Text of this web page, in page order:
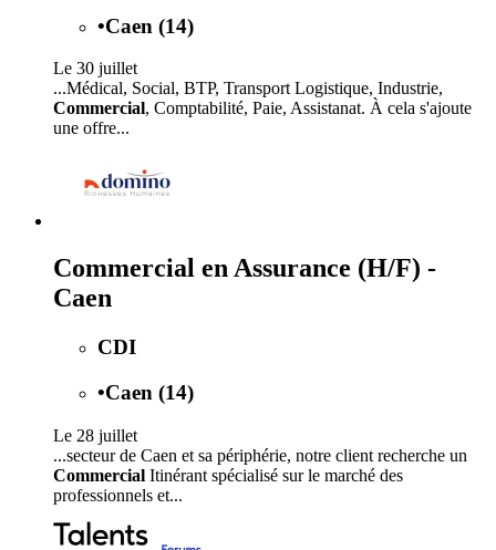
•Caen (14)
Le 30 juillet
...Médical, Social, BTP, Transport Logistique, Industrie,
Commercial, Comptabilité, Paie, Assistanat. À cela s'ajoute
une offre...
Commercial en Assurance (H/F) -
Caen
CDI
•Caen (14)
Le 28 juillet
...secteur de Caen et sa périphérie, notre client recherche un
Commercial Itinérant spécialisé sur le marché des
professionnels et...